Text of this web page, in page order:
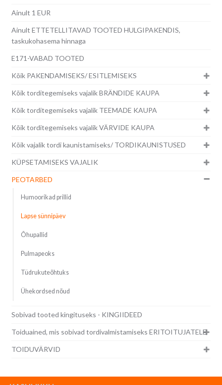
Ainult 1 EUR
Ainult ETTETELLITAVAD TOOTED HULGIPAKENDIS,
taskukohasema hinnaga
E171-VABAD TOOTED
Kõik PAKENDAMISEKS/ ESITLEMISEKS
Kõik torditegemiseks vajalik BRÄNDIDE KAUPA
Kõik torditegemiseks vajalik TEEMADE KAUPA
Kõik torditegemiseks vajalik VÄRVIDE KAUPA
Kõik vajalik tordi kaunistamiseks/ TORDIKAUNISTUSED
KÜPSETAMISEKS VAJALIK
PEOTARBED
Humoorikad prillid
Lapse sünnipäev
Õhupallid
Pulmapeoks
Tüdrukuteõhtuks
Ühekordsed nõud
Sobivad tooted kingituseks - KINGIIDEED
Toiduained, mis sobivad tordivalmistamiseks ERITOITUJATELE
TOIDUVÄRVID